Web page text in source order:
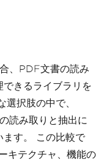
、PDF文書の読み
きるライブラリを
択肢の中で、
読み取りと抽出に
ます。 この比較で
キテクチャ、機能の